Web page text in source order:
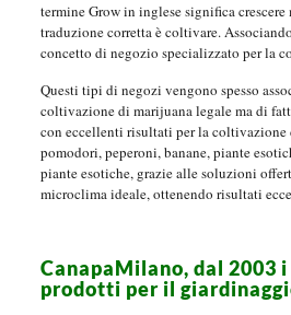
termine Grow in inglese significa
traduzione corretta è coltivare.
concetto di negozio specializzato per la
Questi tipi di negozi vengono spesso
coltivazione di marijuana legale ma di
con eccellenti risultati per la coltivazione
pomodori, peperoni, banane, piante
piante esotiche, grazie alle soluzioni
microclima ideale, ottenendo risultati
CanapaMilano, dal 2003
prodotti per il